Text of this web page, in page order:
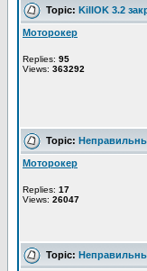
Topic: KillOK 3.2
Моторокер
Replies: 95
Views: 363292
Topic:
Моторокер
Replies: 17
Views: 26047
Topic: